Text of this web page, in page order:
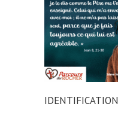
IDENTIFICATION